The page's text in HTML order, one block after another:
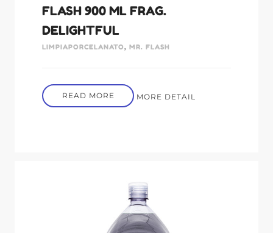
FLASH 900 ML FRAG.
DELIGHTFUL
LIMPIAPORCELANATO, MR. FLASH
READ MORE MORE DETAIL